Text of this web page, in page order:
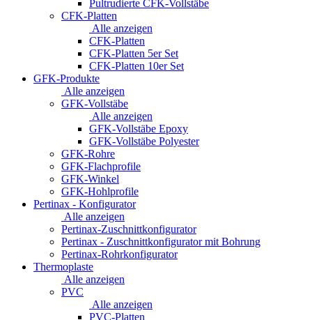
Pultrudierte CFK-Vollstäbe
CFK-Platten
Alle anzeigen
CFK-Platten
CFK-Platten 5er Set
CFK-Platten 10er Set
GFK-Produkte
Alle anzeigen
GFK-Vollstäbe
Alle anzeigen
GFK-Vollstäbe Epoxy
GFK-Vollstäbe Polyester
GFK-Rohre
GFK-Flachprofile
GFK-Winkel
GFK-Hohlprofile
Pertinax - Konfigurator
Alle anzeigen
Pertinax-Zuschnittkonfigurator
Pertinax - Zuschnittkonfigurator mit Bohrung
Pertinax-Rohrkonfigurator
Thermoplaste
Alle anzeigen
PVC
Alle anzeigen
PVC-Platten